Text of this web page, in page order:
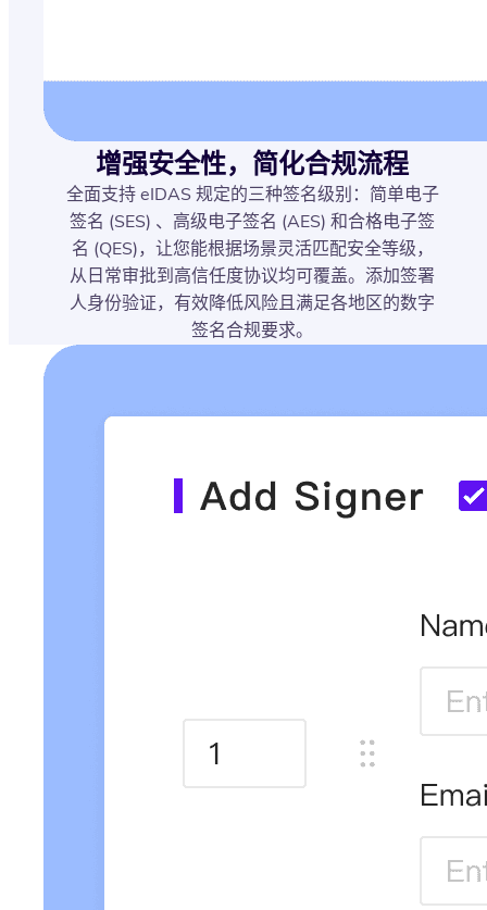
增强安全性，简化合规流程
全面支持 eIDAS 规定的三种签名级别：简单电子
签名 (SES) 、高级电子签名 (AES) 和合格电子签
名 (QES)，让您能根据场景灵活匹配安全等级，
从日常审批到高信任度协议均可覆盖。添加签署
人身份验证，有效降低风险且满足各地区的数字
签名合规要求。